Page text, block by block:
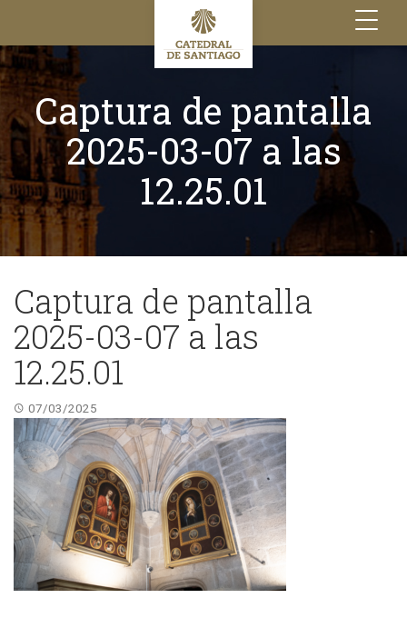
Toggle
navigation
Captura de pantalla
2025-03-07 a las
12.25.01
Captura de pantalla
2025-03-07 a las
12.25.01
07/03/2025